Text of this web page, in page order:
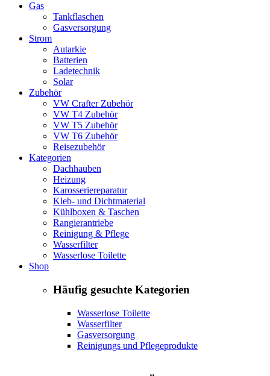
Gas
Tankflaschen
Gasversorgung
Strom
Autarkie
Batterien
Ladetechnik
Solar
Zubehör
VW Crafter Zubehör
VW T4 Zubehör
VW T5 Zubehör
VW T6 Zubehör
Reisezubehör
Kategorien
Dachhauben
Heizung
Karosseriereparatur
Kleb- und Dichtmaterial
Kühlboxen & Taschen
Rangierantriebe
Reinigung & Pflege
Wasserfilter
Wasserlose Toilette
Shop
Häufig gesuchte Kategorien
Wasserlose Toilette
Wasserfilter
Gasversorgung
Reinigungs und Pflegeprodukte